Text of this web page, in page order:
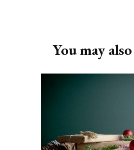
You may